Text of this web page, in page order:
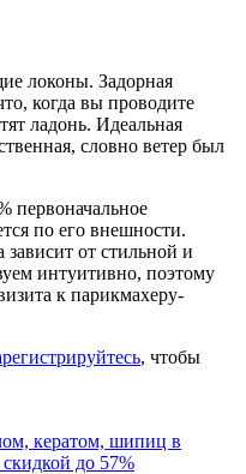
локоны. Задорная
когда вы проводите
ладонь. Идеальная
словно ветер был
первоначальное
по его внешности.
от стильной и
интуитивно, поэтому
к парикмахеру-
, чтобы
кератом, шипиц в
до 57%